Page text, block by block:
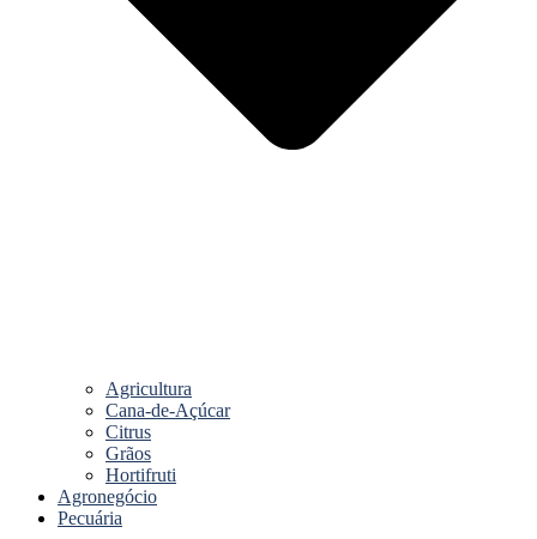
Agricultura
Cana-de-Açúcar
Citrus
Grãos
Hortifruti
Agronegócio
Pecuária